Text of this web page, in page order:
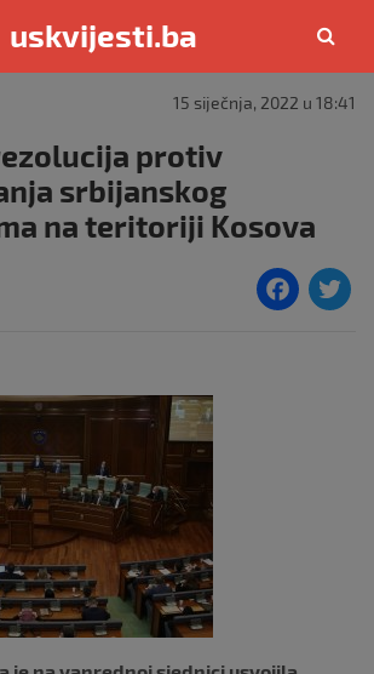
uskvijesti.ba
15 siječnja, 2022 u 18:41
protiv
srbijanskog
na teritoriji Kosova
F